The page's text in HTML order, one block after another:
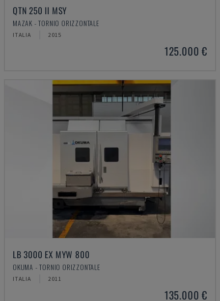
QTN 250 II MSY
MAZAK - TORNIO ORIZZONTALE
ITALIA 2015
125.000 €
LB 3000 EX MYW 800
OKUMA - TORNIO ORIZZONTALE
ITALIA 2011
135.000 €